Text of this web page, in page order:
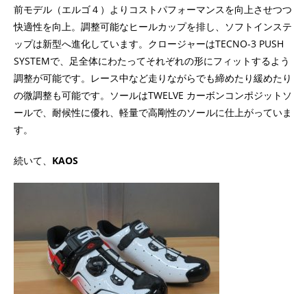
前モデル（エルゴ４）よりコストパフォーマンスを向上させつつ
快適性を向上。調整可能なヒールカップを排し、ソフトインステ
ップは新型へ進化しています。クロージャーはTECNO-3 PUSH
SYSTEMで、足全体にわたってそれぞれの形にフィットするよう
調整が可能です。レース中など走りながらでも締めたり緩めたり
の微調整も可能です。ソールはTWELVE カーボンコンポジットソ
ールで、耐候性に優れ、軽量で高剛性のソールに仕上がっていま
す。
続いて、 KAOS